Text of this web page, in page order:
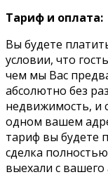
Тариф и оплата:
Вы будете
условии, что
чем мы Вас
абсолютно без
недвижимость, и
одном вашем
тариф вы будете
сделка
выехали с вашего